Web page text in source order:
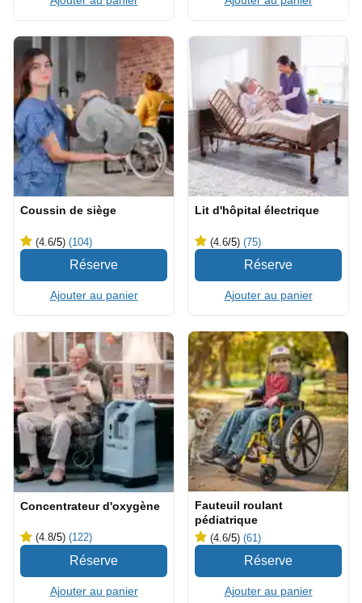
Coussin de siège
(4.6/5) (104)
Ajouter au panier
Lit d'hôpital électrique
(4.6/5) (75)
Ajouter au panier
Concentrateur d'oxygène
(4.8/5) (122)
Ajouter au panier
Fauteuil roulant
pédiatrique
(4.6/5) (61)
Ajouter au panier